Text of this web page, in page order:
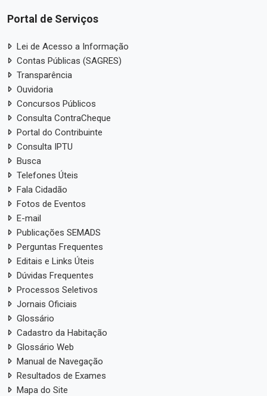
Portal de Serviços
Lei de Acesso a Informação
Contas Públicas (SAGRES)
Transparência
Ouvidoria
Concursos Públicos
Consulta ContraCheque
Portal do Contribuinte
Consulta IPTU
Busca
Telefones Úteis
Fala Cidadão
Fotos de Eventos
E-mail
Publicações SEMADS
Perguntas Frequentes
Editais e Links Úteis
Dúvidas Frequentes
Processos Seletivos
Jornais Oficiais
Glossário
Cadastro da Habitação
Glossário Web
Manual de Navegação
Resultados de Exames
Mapa do Site